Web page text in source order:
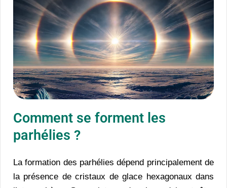
Comment se forment les
parhélies ?
La formation des parhélies dépend principalement de
la présence de cristaux de glace hexagonaux dans